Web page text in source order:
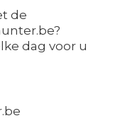
de
dag voor u